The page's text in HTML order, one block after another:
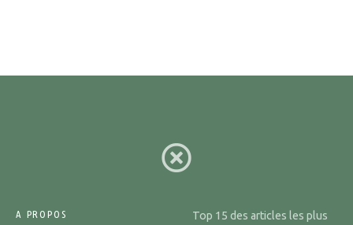
A PROPOS
Top 15 des articles les plus